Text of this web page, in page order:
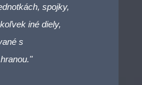
spojky,
iné diely,
s